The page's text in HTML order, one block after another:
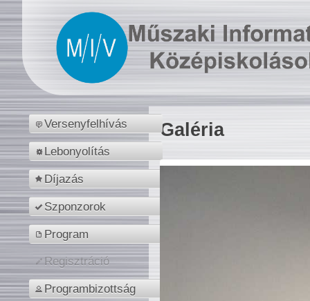
Versenyfelhívás
Lebonyolítás
Díjazás
Szponzorok
Program
Regisztráció
Programbizottság
Galéria